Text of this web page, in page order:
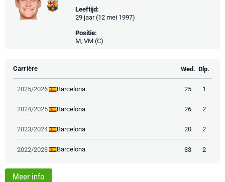
Leeftijd:
29 jaar (12 mei 1997)
Positie:
M, VM (C)
Carrière Wed. Dlp.
2025/2026 Barcelona 25 1
2024/2025 Barcelona 26 2
2023/2024 Barcelona 20 2
2022/2023 Barcelona 33 2
Meer info